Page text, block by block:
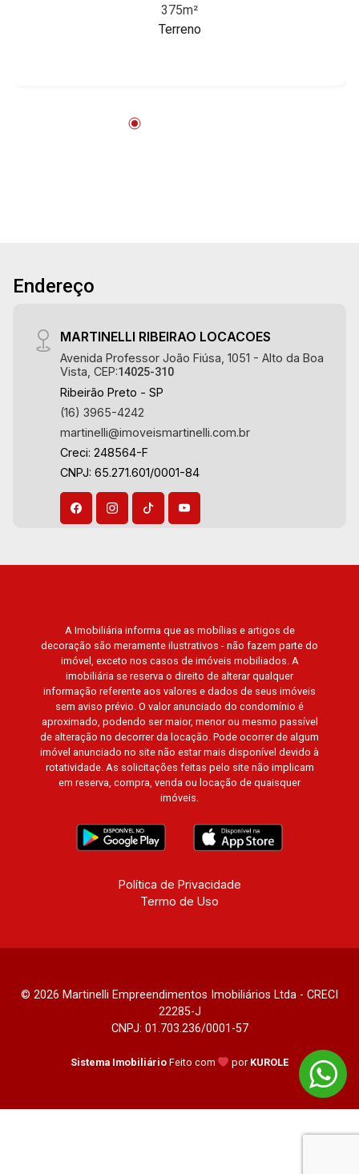
375m²
Terreno
Endereço
MARTINELLI RIBEIRAO LOCACOES
Avenida Professor João Fiúsa, 1051 - Alto da Boa
Vista, CEP:14025-310
Ribeirão Preto - SP
(16) 3965-4242
martinelli@imoveismartinelli.com.br
Creci: 248564-F
CNPJ: 65.271.601/0001-84
A Imobiliária informa que as mobílias e artigos de
decoração são meramente ilustrativos - não fazem parte do
imóvel, exceto nos casos de imóveis mobiliados. A
imobiliária se reserva o direito de alterar qualquer
informação referente aos valores e dados de seus imóveis
sem aviso prévio. O valor anunciado do condomínio é
aproximado, podendo ser maior, menor ou mesmo passível
de alteração no decorrer da locação. Pode ocorrer de algum
imóvel anunciado no site não estar mais disponível devido à
rotatividade. As solicitações feitas pelo site não implicam
em reserva, compra, venda ou locação de quaisquer
imóveis.
Política de Privacidade
Termo de Uso
© 2026 Martinelli Empreendimentos Imobiliários Ltda - CRECI
22285-J
CNPJ: 01.703.236/0001-57
Sistema Imobiliário Feito com por KUROLE